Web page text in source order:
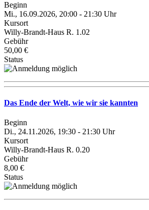
Beginn
Mi., 16.09.2026, 20:00 - 21:30 Uhr
Kursort
Willy-Brandt-Haus R. 1.02
Gebühr
50,00 €
Status
Das Ende der Welt, wie wir sie kannten
Beginn
Di., 24.11.2026, 19:30 - 21:30 Uhr
Kursort
Willy-Brandt-Haus R. 0.20
Gebühr
8,00 €
Status